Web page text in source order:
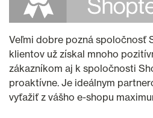
Veľmi dobre pozná spoločnosť
klientov už získal mnoho
zákazníkom aj k spoločnosti
proaktívne. Je ideálnym
vyťažiť z vášho e-shopu